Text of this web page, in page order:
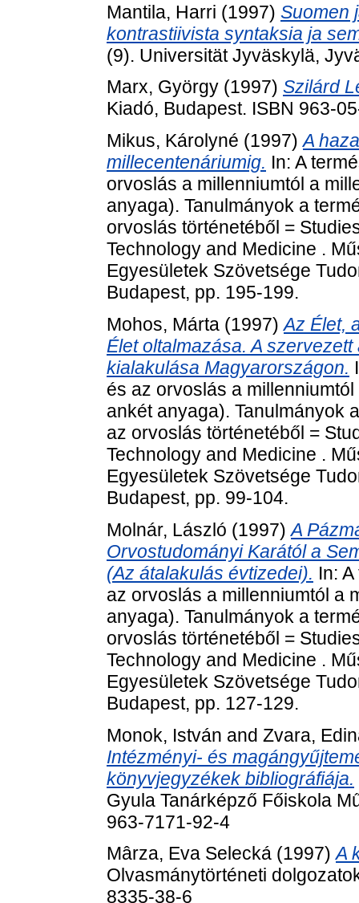
Mantila, Harri (1997) Suomen
kontrastiivista syntaksia ja
(9). Universität Jyväskylä,
Marx, György (1997) Szilárd
Kiadó, Budapest. ISBN 963-
Mikus, Károlyné (1997)A
millecentenáriumig. In: A
orvoslás a millenniumtól a
anyaga). Tanulmányok a
orvoslás történetéből =
Technology and Medicine .
Egyesületek Szövetsége
Budapest, pp. 195-199.
Mohos, Márta (1997)Az Élet,
Élet oltalmazása. A
kialakulása Magyarországon.
és az orvoslás a
ankét anyaga). Tanulmányok
az orvoslás történetéből =
Technology and Medicine .
Egyesületek Szövetsége
Budapest, pp. 99-104.
Molnár, László (1997)A
Orvostudományi Karától a
(Az átalakulás évtizedei). In:
az orvoslás a millenniumtól a
anyaga). Tanulmányok a
orvoslás történetéből =
Technology and Medicine .
Egyesületek Szövetsége
Budapest, pp. 127-129.
Monok, István and Zvara,
Intézményi- és
könyvjegyzékek bibliográfiája.
Gyula Tanárképző Főiskola
963-7171-92-4
Mârza, Eva Selecká (1997)A
Olvasmánytörténeti
8335-38-6